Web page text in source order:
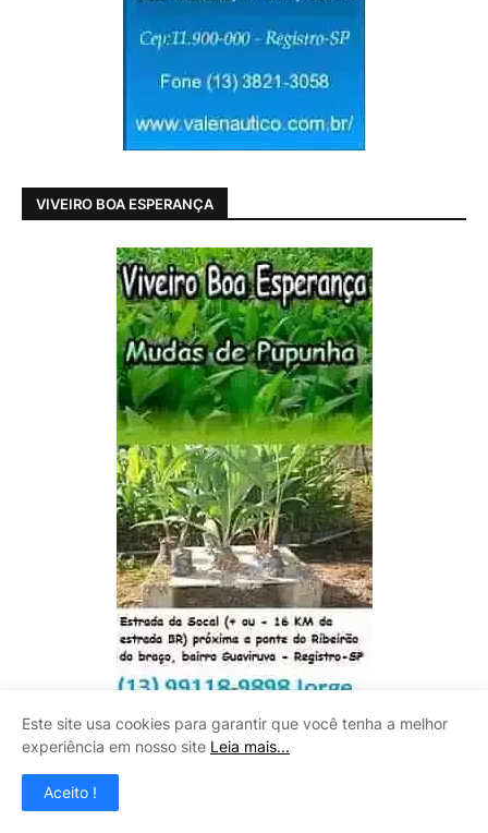
VIVEIRO BOA ESPERANÇA
Este site usa cookies para garantir que você tenha a melhor
experiência em nosso site Leia mais...
Aceito !